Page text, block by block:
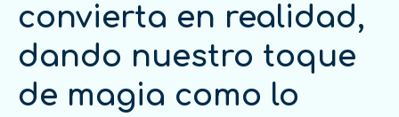
convierta en realidad,
dando nuestro toque
de magia como lo